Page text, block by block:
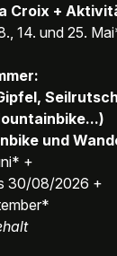
Croix +
14. und 25.
und
+
30/08/2026 +